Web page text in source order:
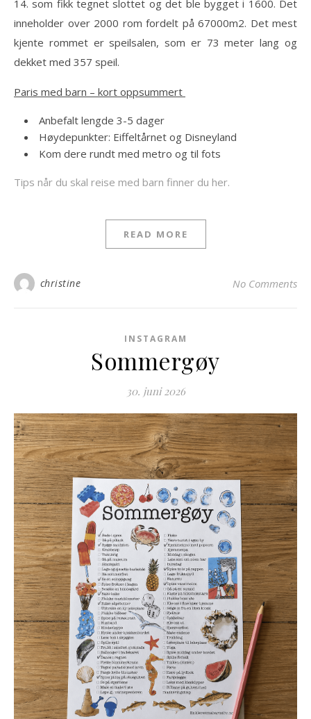
14. som fikk tegnet slottet og det ble bygget i 1600. Det
inneholder over 2000 rom fordelt på 67000m2. Det mest
kjente rommet er speilsalen, som er 73 meter lang og
dekket med 357 speil.
Paris med barn – kort oppsummert
Anbefalt lengde 3-5 dager
Høydepunkter: Eiffeltårnet og Disneyland
Kom dere rundt med metro og til fots
Tips når du skal reise med barn finner du her.
READ MORE
christine No Comments
INSTAGRAM
Sommergøy
30. juni 2026